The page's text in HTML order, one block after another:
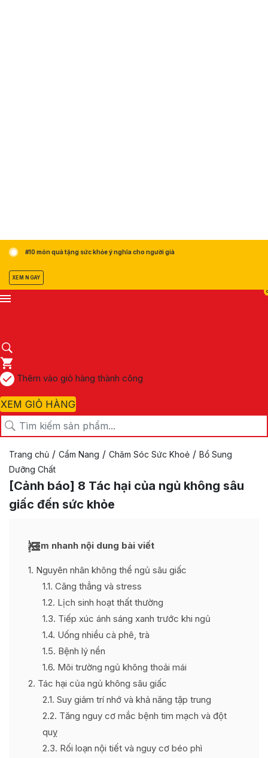
#10 món quà tặng sức khỏe ý nghĩa cho người già
XEM NGAY
0
Thêm vào giỏ hàng thành công
XEM GIỎ HÀNG
Trang chủ / Cẩm Nang / Chăm Sóc Sức Khoẻ / Bổ Sung
Dưỡng Chất
[Cảnh báo] 8 Tác hại của ngủ không sâu
giấc đến sức khỏe
Xem nhanh nội dung bài viết
1 Nguyên nhân không thể ngủ sâu giấc
1.1 Căng thẳng và stress
1.2 Lịch sinh hoạt thất thường
1.3 Tiếp xúc ánh sáng xanh trước khi ngủ
1.4 Uống nhiều cà phê, trà
1.5 Bệnh lý nền
1.6 Môi trường ngủ không thoải mái
2 Tác hại của ngủ không sâu giấc
2.1 Suy giảm trí nhớ và khả năng tập trung
2.2 Tăng nguy cơ mắc bệnh tim mạch và đột
quỵ
2.3 Rối loạn nội tiết và nguy cơ béo phì